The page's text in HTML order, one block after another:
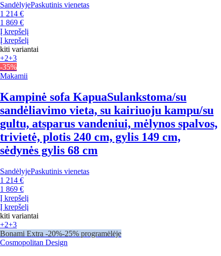
SandėlyjePaskutinis vienetas
1 214 €
1 869 €
Į krepšelį
Į krepšelį
kiti variantai
+2+3
-35%
Makamii
Kampinė sofa KapuaSulankstoma/su
sandėliavimo vieta, su kairiuoju kampu/su
gultu, atsparus vandeniui, mėlynos spalvos,
trivietė, plotis 240 cm, gylis 149 cm,
sėdynės gylis 68 cm
SandėlyjePaskutinis vienetas
1 214 €
1 869 €
Į krepšelį
Į krepšelį
kiti variantai
+2+3
Bonami Extra -20%-25% programėlėje
Cosmopolitan Design